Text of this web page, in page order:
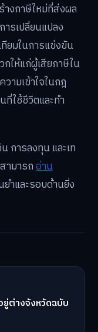
งภาษีใหม่ที่ส่งผล
รเปลี่ยนแปลง
ยมในการแข่งขัน
กให้แก่ผู้เสียภาษีใน
ามเข้าใจในกฎ
ใช้ชีวิตและทำ
การลงทุน และเท
ามารถอ่าน
ำและรอบด้านยิ่ง
ยู่ต่างจังหวัดฉบับ